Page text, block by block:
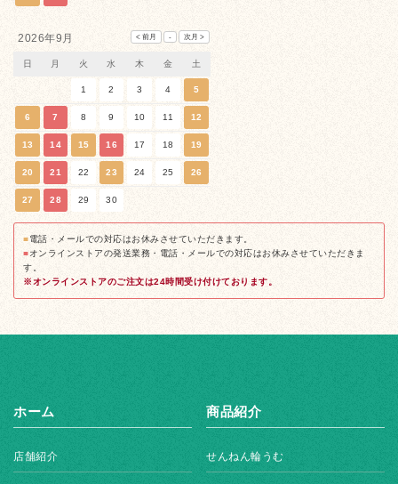
2026年9月
日 月 火 水 木 金 土
1 2 3 4 5
6 7 8 9 10 11 12
13 14 15 16 17 18 19
20 21 22 23 24 25 26
27 28 29 30
■電話・メールでの対応はお休みさせていただきます。
■オンラインストアの発送業務・電話・メールでの対応はお休みさせていただきま
す。
※オンラインストアのご注文は24時間受け付けております。
ホーム
店舗紹介
商品紹介
せんねん輪うむ